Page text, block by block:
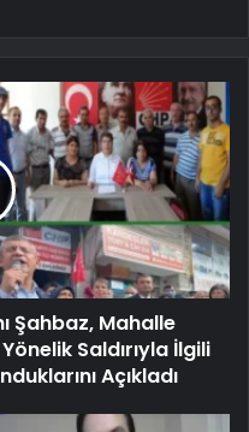
Şahbaz, Mahalle
Saldırıyla İlgili
Açıkladı